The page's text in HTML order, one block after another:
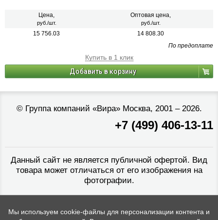
Цена,
руб./шт.
Оптовая цена,
руб./шт.
15 756.03
14 808.30
По предоплате
Купить в 1 клик
Добавить в корзину
© Группа компаний «Вира»Москва, 2001 – 2026.
+7 (499) 406-13-11
Данный сайт не является публичной офертой. Вид
товара может отличаться от его изображения на
фотографии.
Мы используем cookie-файлы для персонализации контента и